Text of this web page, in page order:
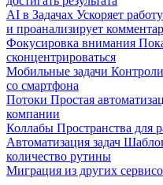
AI в Задачах Ускоряет
и проанализирует
Фокусировка внимания
сконцентрироваться
Мобильные задачи
со смартфона
Потоки Простая
компании
Коллабы Пространства для
Автоматизация задач
количество рутины
Миграция из других